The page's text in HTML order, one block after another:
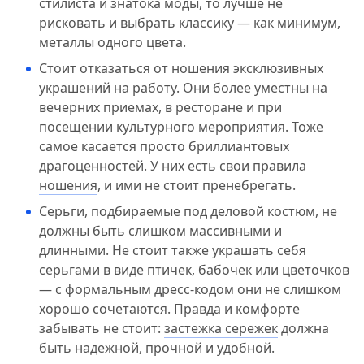
рисковать и выбрать классику — как минимум,
металлы одного цвета.
Стоит отказаться от ношения эксклюзивных
украшений на работу. Они более уместны на
вечерних приемах, в ресторане и при
посещении культурного мероприятия. Тоже
самое касается просто бриллиантовых
драгоценностей. У них есть свои правила
ношения, и ими не стоит пренебрегать.
Серьги, подбираемые под деловой костюм, не
должны быть слишком массивными и
длинными. Не стоит также украшать себя
серьгами в виде птичек, бабочек или цветочков
— с формальным дресс-кодом они не слишком
хорошо сочетаются. Правда и комфорте
забывать не стоит: застежка сережекдолжна
быть надежной, прочной и удобной.